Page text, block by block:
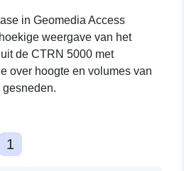
in Geomedia Access
weergave van het
de CTRN 5000 met
over hoogte en volumes van
1